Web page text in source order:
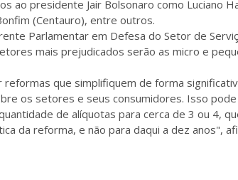
ao presidente Jair Bolsonaro como Luciano
(Centauro), entre outros.
Parlamentar em Defesa do Setor de
mais prejudicados serão as micro e
que simplifiquem de forma
os setores e seus consumidores. Isso
de alíquotas para cerca de 3 ou 4,
da reforma, e não para daqui a dez anos",